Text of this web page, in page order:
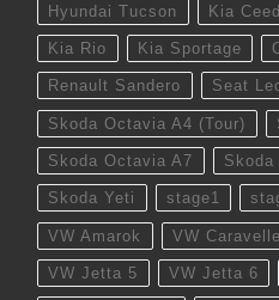
Hyundai Tucson Kia Ceed
Kia Rio Kia Sportage
Renault Sandero Seat
Skoda Octavia A4 (Tour)
Skoda Octavia A7 Skoda
Skoda Yeti stage1
VW Amarok VW Caravelle
VW Jetta 5 VW Jetta 6